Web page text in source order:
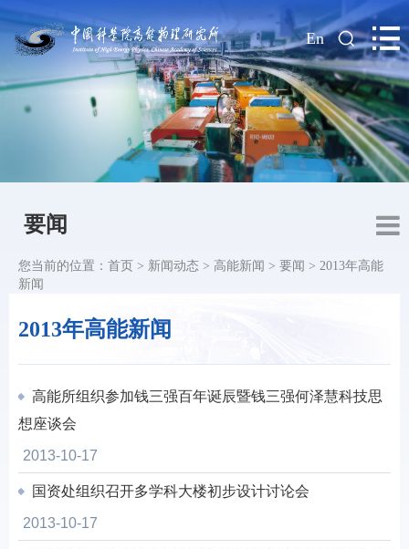
| En
要闻
2013年高能新闻
您当前的位置： 首页 > 新闻动态 > 高能新闻 > 要闻 > 2013年高能
新闻
高能所组织参加钱三强百年诞辰暨钱三强何泽慧科技思
想座谈会
2013-10-17
国资处组织召开多学科大楼初步设计讨论会
2013-10-17